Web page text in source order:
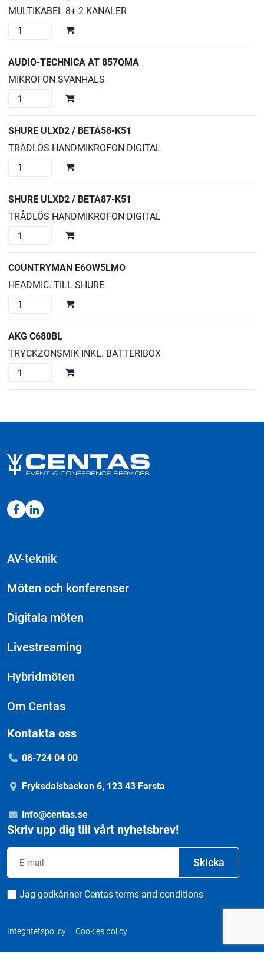
CHANNEL
mängd
MULTIKABEL 8+ 2 KANALER
WHIRLWIND
mängd
AUDIO-TECHNICA AT 857QMA
MIKROFON SVANHALS
AUDIO-
AT
857QMA
mängd
SHURE ULXD2 / BETA58-K51
TRÅDLÖS HANDMIKROFON DIGITAL
SHURE
/
BETA58-
K51
mängd
SHURE ULXD2 / BETA87-K51
TRÅDLÖS HANDMIKROFON DIGITAL
SHURE
/
K51
mängd
COUNTRYMAN E6OW5LMO
HEADMIC. TILL SHURE
COUNTRYMAN
mängd
AKG C680BL
TRYCKZONSMIK INKL. BATTERIBOX
AKG
AV-teknik
Möten och konferenser
Digitala möten
Livestreaming
Hybridmöten
Om Centas
Kontakta oss
08-724 04 00
Fryksdalsbacken 6, 123 43 Farsta
info@centas.se
Skriv upp dig till vårt nyhetsbrev!
Skicka
Consent
Jag godkänner Centas terms and conditions
Integritetspolicy Cookies policy